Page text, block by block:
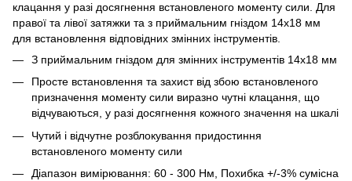
клацання у разі досягнення встановленого моменту сили. Для
правої та лівої затяжки та з приймальним гніздом 14x18 мм
для встановлення відповідних змінних інструментів.
З приймальним гніздом для змінних інструментів 14x18 мм
Просте встановлення та захист від збою встановленого
призначення моменту сили виразно чутні клацання, що
відчуваються, у разі досягнення кожного значення на шкалі
Чутий і відчутне розблокування придостиння
встановленого моменту сили
Діапазон вимірювання: 60 - 300 Нм, Похибка +/-3% сумісна